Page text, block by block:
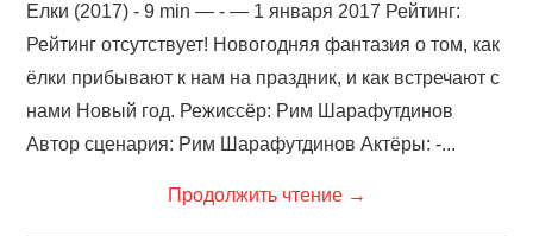
Елки (2017) - 9 min — - — 1 января 2017 Рейтинг:
Рейтинг отсутствует! Новогодняя фантазия о том, как
ёлки прибывают к нам на праздник, и как встречают с
нами Новый год. Режиссёр: Рим Шарафутдинов
Автор сценария: Рим Шарафутдинов Актёры: -...
Продолжить чтение →